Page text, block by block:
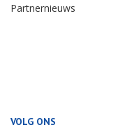
Partnernieuws
VOLG ONS